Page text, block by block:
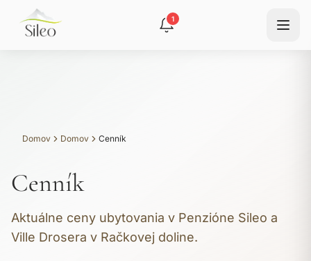
1
Domov Domov Cenník
Cenník
Aktuálne ceny ubytovania v Penzióne Sileo a
Ville Drosera v Račkovej doline.